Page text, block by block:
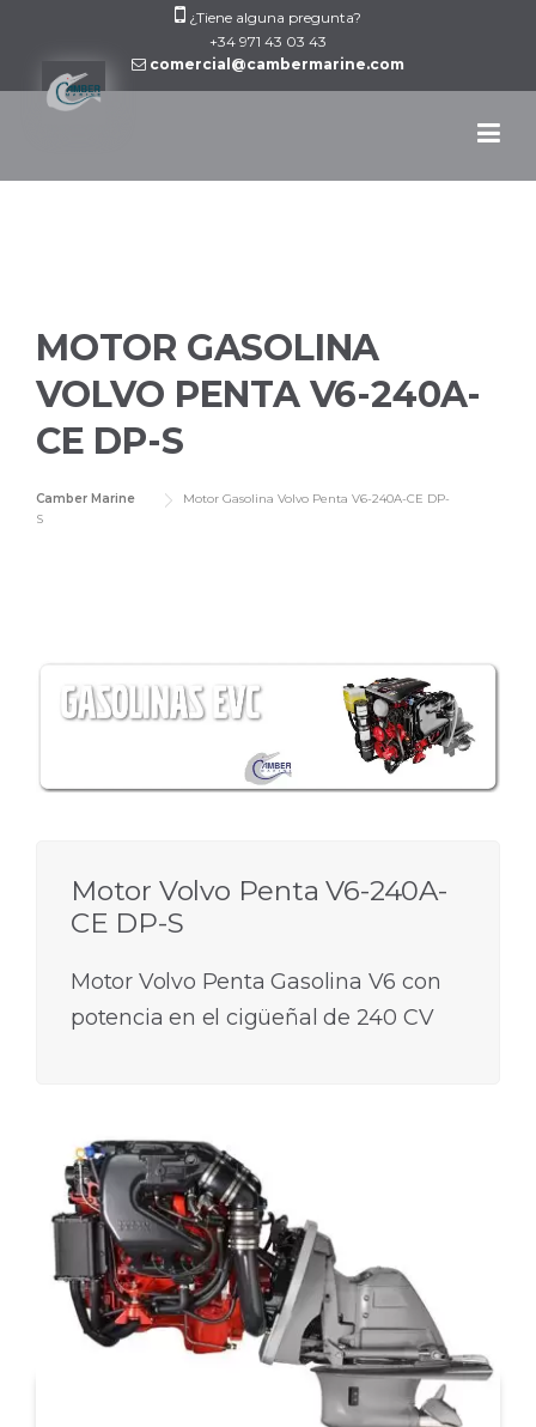
¿Tiene alguna pregunta?
+34 971 43 03 43
comercial@cambermarine.com
MOTOR GASOLINA
VOLVO PENTA V6-240A-
CE DP-S
Camber Marine
Motor Gasolina Volvo Penta V6-240A-CE DP-
S
Motor Volvo Penta V6-240A-
CE DP-S
Motor Volvo Penta Gasolina V6 con
potencia en el cigüeñal de 240 CV